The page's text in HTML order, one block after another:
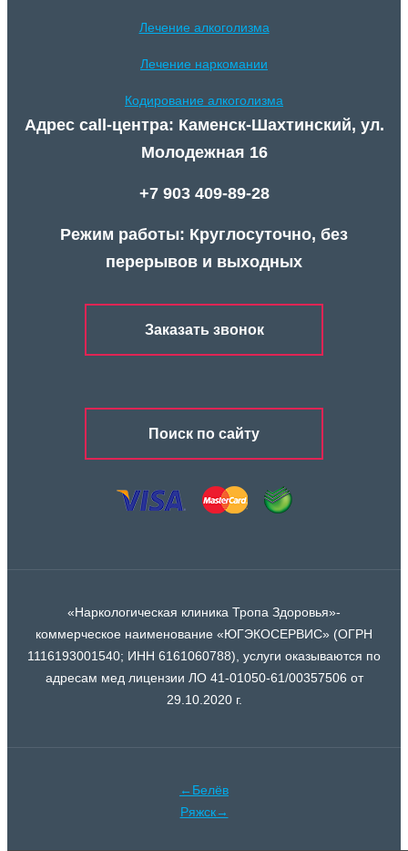
Лечение алкоголизма
Лечение наркомании
Кодирование алкоголизма
Адрес call-центра: Каменск-Шахтинский, ул.
Молодежная 16
+7 903 409-89-28
Режим работы: Круглосуточно, без
перерывов и выходных
Заказать звонок
Поиск по сайту
«Наркологическая клиника Тропа Здоровья»-
коммерческое наименование «ЮГЭКОСЕРВИС» (ОГРН
1116193001540; ИНН 6161060788), услуги оказываются по
адресам мед лицензии ЛО 41-01050-61/00357506 от
29.10.2020 г.
←Белёв
Ряжск→